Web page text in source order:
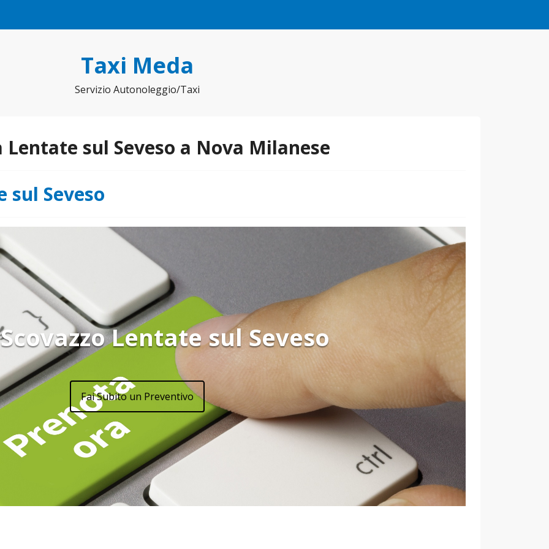
Taxi Meda
Servizio Autonoleggio/Taxi
sul Seveso a Nova Milanese
sul Seveso
Lentate sul Seveso
Fai Subito un Preventivo